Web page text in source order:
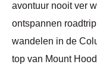
avontuur nooit ver
ontspannen
wandelen in de
top van Mount